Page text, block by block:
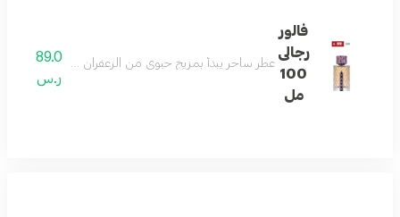
فالور
رجالى
100
مل
عطر ساحر يبدأ بمزيج حيوي من الزعفران والتوت، يتطور
89.0
ر.س